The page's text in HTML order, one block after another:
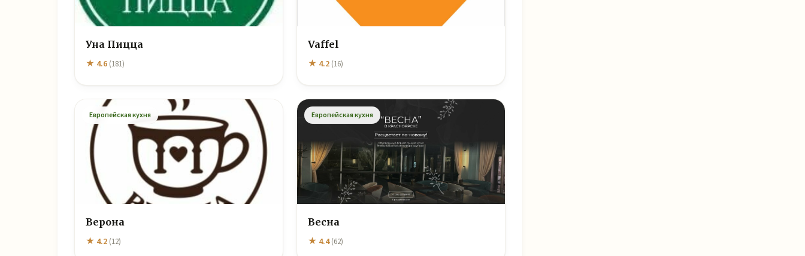
Уна Пицца
★ 4.6 (181)
Vaffel
★ 4.2 (16)
Европейская кухня
Верона
★ 4.2 (12)
Европейская кухня
Весна
★ 4.4(62)